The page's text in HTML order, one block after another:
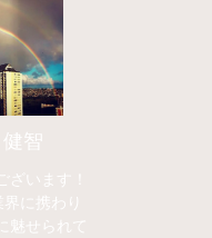
智
ざいます！
に携わり
魅せられて